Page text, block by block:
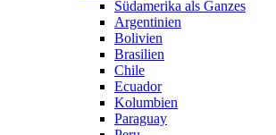
Südamerika als Ganzes
Argentinien
Bolivien
Brasilien
Chile
Ecuador
Kolumbien
Paraguay